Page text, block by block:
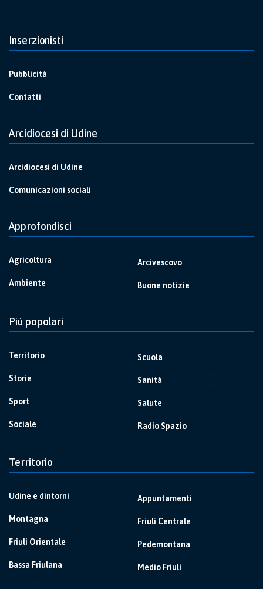
Inserzionisti
Pubblicità
Contatti
Arcidiocesi di Udine
Arcidiocesi di Udine
Comunicazioni sociali
Approfondisci
Agricoltura
Ambiente
Arcivescovo
Buone notizie
Più popolari
Territorio
Storie
Sport
Sociale
Scuola
Sanità
Salute
Radio Spazio
Territorio
Udine e dintorni
Montagna
Friuli Orientale
Bassa Friulana
Appuntamenti
Friuli Centrale
Pedemontana
Medio Friuli